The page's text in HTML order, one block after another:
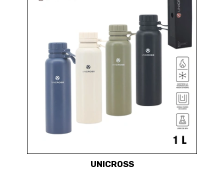
UNICROSS